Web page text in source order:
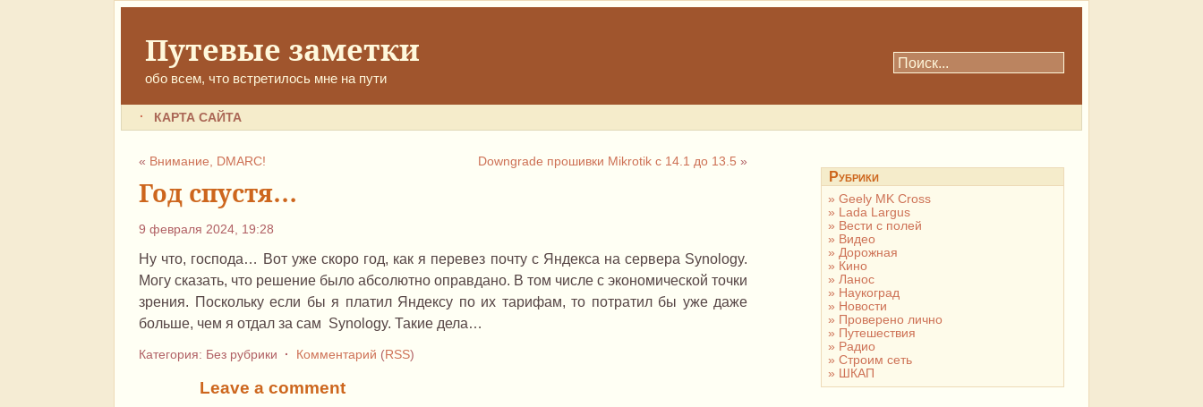
Путевые заметки
обо всем, что встретилось мне на пути
КАРТА САЙТА
« Внимание, DMARC! Downgrade прошивки Mikrotik с 14.1 до 13.5 »
Год спустя…
9 февраля 2024, 19:28
Ну что, господа… Вот уже скоро год, как я перевез почту с Яндекса на сервера Synology.
Могу сказать, что решение было абсолютно оправдано. В том числе с экономической точки
зрения. Поскольку если бы я платил Яндексу по их тарифам, то потратил бы уже даже
больше, чем я отдал за сам Synology. Такие дела…
Категория: Без рубрики · Комментарий (RSS)
Leave a comment
Рубрики
Geely MK Cross
Lada Largus
Вести с полей
Видео
Дорожная
Кино
Ланос
Наукоград
Новости
Проверено лично
Путешествия
Радио
Строим сеть
ШКАП